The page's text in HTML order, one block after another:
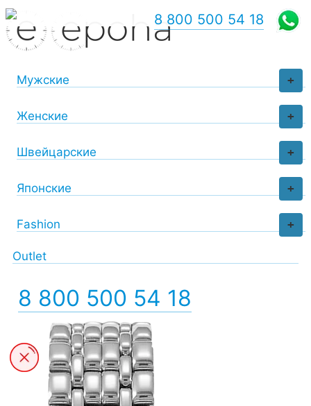
+
Мужские
+
Женские
+
Швейцарские
+
Японские
+
Fashion
Outlet
8 800 500 54 18
8 800 500 54 18